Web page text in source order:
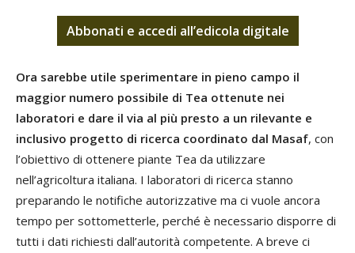
Abbonati e accedi all’edicola digitale
Ora sarebbe utile sperimentare in pieno campo il
maggior numero possibile di Tea ottenute nei
laboratori e dare il via al più presto a un rilevante e
inclusivo progetto di ricerca coordinato dal Masaf, con
l’obiettivo di ottenere piante Tea da utilizzare
nell’agricoltura italiana. I laboratori di ricerca stanno
preparando le notifiche autorizzative ma ci vuole ancora
tempo per sottometterle, perché è necessario disporre di
tutti i dati richiesti dall’autorità competente. A breve ci